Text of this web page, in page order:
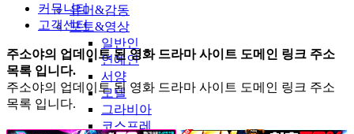
유머&감동
포토&영상
일반인
연예인
서양
모델
그라비아
코스프레
커뮤니티
고객센터
주소야의 업데이트 된 영화 드라마 사이트 도메인 링크 주소
목록 입니다.
주소야의 업데이트 된 영화 드라마 사이트 도메인 링크 주소
목록 입니다.